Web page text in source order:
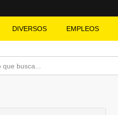
DIVERSOS EMPLEOS